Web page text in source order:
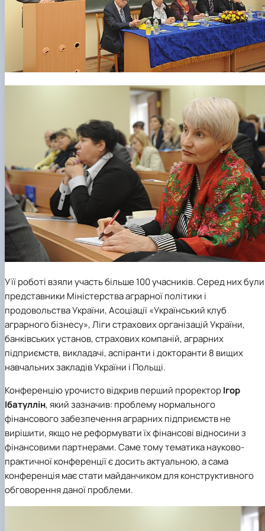
У її роботі взяли участь більше 100 учасників. Серед них були
представники Міністерства аграрної політики і
продовольства України, Асоціації «Український клуб
аграрного бізнесу», Ліги страхових організацій України,
банківських установ, страхових компаній, аграрних
підприємств, викладачі, аспіранти і докторанти 8 вищих
навчальних закладів України і Польщі.
Конференцію урочисто відкрив перший проректорІгор
Ібатуллін, який зазначив: проблему нормального
фінансового забезпечення аграрних підприємств не
вирішити, якщо не реформувати їх фінансові відносини з
фінансовими партнерами. Саме тому тематика науково-
практичної конференції є досить актуальною, а сама
конференція має стати майданчиком для конструктивного
обговорення даної проблеми.